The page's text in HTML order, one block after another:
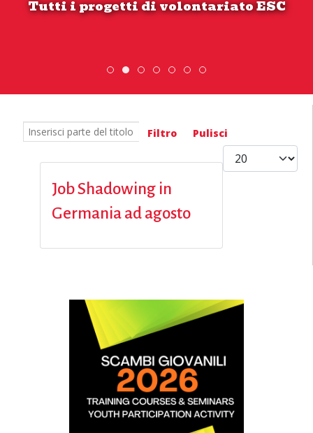
Tutti i progetti di volontariato ESC
ESC » Volontariato internazionale
Scambio Giovanile » 19 - 28
DiscoverEu Inclusion
Scopri dove sono i
Inserisci parte del titolo Filtro Pulisci
Visualizza #
Job Shadowing in
Germania ad agosto